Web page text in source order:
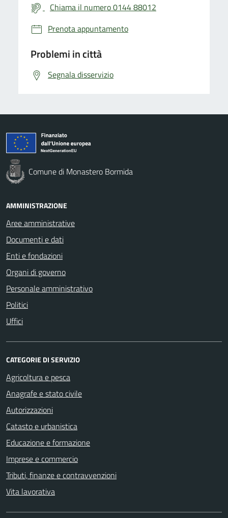
Chiama il numero 0144 88012
Prenota appuntamento
Problemi in città
Segnala disservizio
Comune di Monastero Bormida
AMMINISTRAZIONE
Aree amministrative
Documenti e dati
Enti e fondazioni
Organi di governo
Personale amministrativo
Politici
Uffici
CATEGORIE DI SERVIZIO
Agricoltura e pesca
Anagrafe e stato civile
Autorizzazioni
Catasto e urbanistica
Educazione e formazione
Imprese e commercio
Tributi, finanze e contravvenzioni
Vita lavorativa